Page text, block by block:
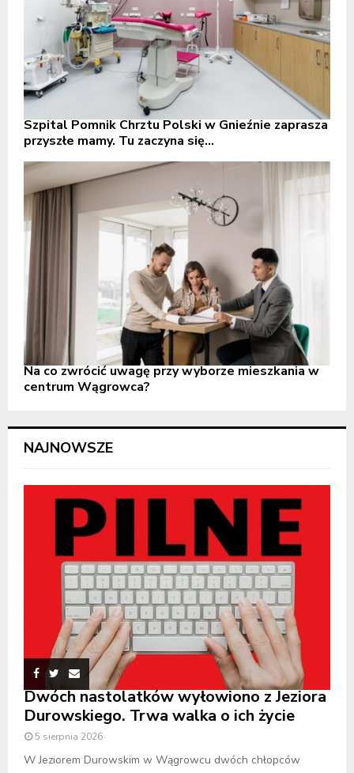
Szpital Pomnik Chrztu Polski w Gnieźnie zaprasza
przyszłe mamy. Tu zaczyna się...
Na co zwrócić uwagę przy wyborze mieszkania w
centrum Wągrowca?
NAJNOWSZE
Dwóch nastolatków wyłowiono z Jeziora
Durowskiego. Trwa walka o ich życie
5 sierpnia 2026
W Jeziorem Durowskim w Wągrowcu dwóch chłopców